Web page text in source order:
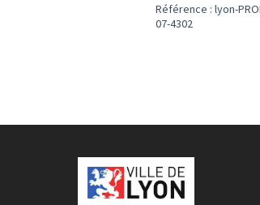
Référence : lyon-
07-4302